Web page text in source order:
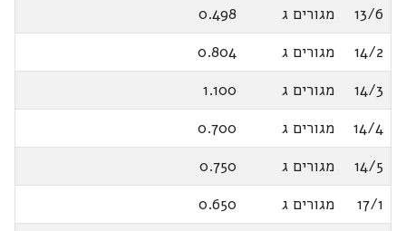
13/6
מגורים ג
0.498
14/2
מגורים ג
0.804
14/3
מגורים ג
1.100
14/4
מגורים ג
0.700
14/5
מגורים ג
0.750
17/1
מגורים ג
0.650